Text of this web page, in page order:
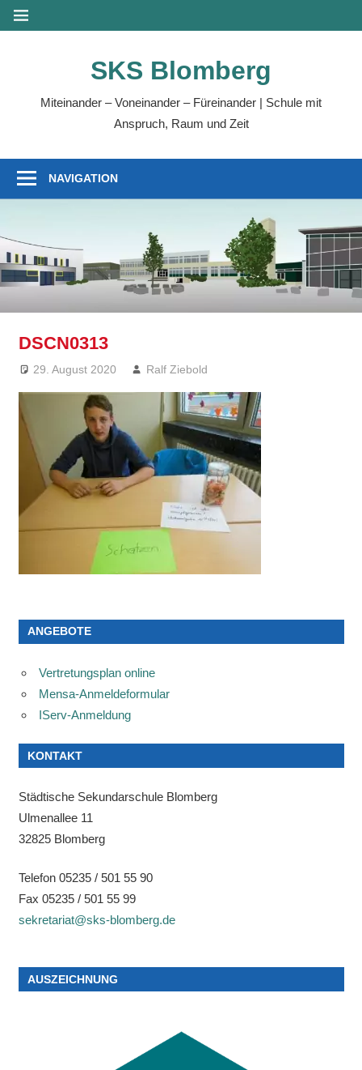
Zum
Inhalt
MENÜ
SKS Blomberg
Miteinander – Voneinander – Füreinander | Schule mit
Anspruch, Raum und Zeit
NAVIGATION
DSCN0313
29. August 2020 Ralf Ziebold
ANGEBOTE
Vertretungsplan online
Mensa-Anmeldeformular
IServ-Anmeldung
KONTAKT
Städtische Sekundarschule Blomberg
Ulmenallee 11
32825 Blomberg
Telefon 05235 / 501 55 90
Fax 05235 / 501 55 99
sekretariat@sks-blomberg.de
AUSZEICHNUNG